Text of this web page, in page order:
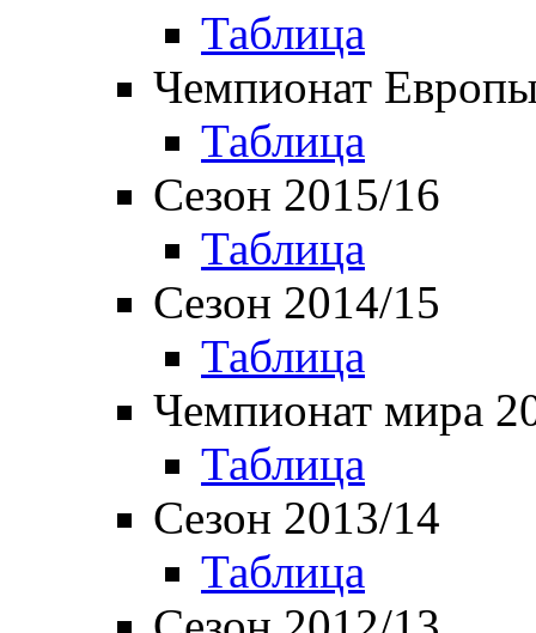
Таблица
Чемпионат
Таблица
Сезон 2015/16
Таблица
Сезон 2014/15
Таблица
Чемпионат мира
Таблица
Сезон 2013/14
Таблица